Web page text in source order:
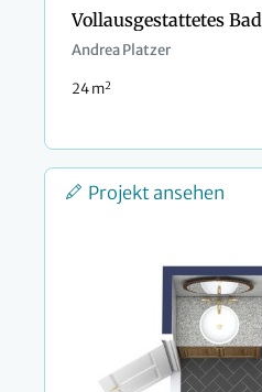
Andrea Platzer
24 m2
Projekt ansehen